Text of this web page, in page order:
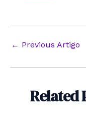
Post
← Previous Artigo
Related